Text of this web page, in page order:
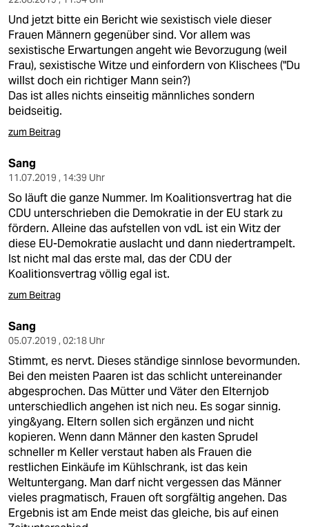
Und jetzt bitte ein Bericht wie sexistisch viele dieser
Frauen Männern gegenüber sind. Vor allem was
sexistische Erwartungen angeht wie Bevorzugung (weil
Frau), sexistische Witze und einfordern von Klischees ("Du
willst doch ein richtiger Mann sein?)
Das ist alles nichts einseitig männliches sondern
beidseitig.
zum Beitrag
Sang
11.07.2019 , 14:39 Uhr
So läuft die ganze Nummer. Im Koalitionsvertrag hat die
CDU unterschrieben die Demokratie in der EU stark zu
fördern. Alleine das aufstellen von vdL ist ein Witz der
diese EU-Demokratie auslacht und dann niedertrampelt.
Ist nicht mal das erste mal, das der CDU der
Koalitionsvertrag völlig egal ist.
zum Beitrag
Sang
05.07.2019 , 02:18 Uhr
Stimmt, es nervt. Dieses ständige sinnlose bevormunden.
Bei den meisten Paaren ist das schlicht untereinander
abgesprochen. Das Mütter und Väter den Elternjob
unterschiedlich angehen ist nich neu. Es sogar sinnig.
ying&yang. Eltern sollen sich ergänzen und nicht
kopieren. Wenn dann Männer den kasten Sprudel
schneller m Keller verstaut haben als Frauen die
restlichen Einkäufe im Kühlschrank, ist das kein
Weltuntergang. Man darf nicht vergessen das Männer
vieles pragmatisch, Frauen oft sorgfältig angehen. Das
Ergebnis ist am Ende meist das gleiche, bis auf einen